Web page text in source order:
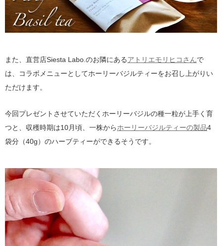
また、直営店Siesta Labo.のお隣にあるアトリエモリヒコさんで
は、コラボメニューとしてホーリーバジルティーをお召し上がりい
ただけます。
今回プレゼントさせていただくホーリーバジルの種一粒が上手く育
つと、収穫時期は10月頃、一株からホーリーバジルティーの製品4
袋分（40g）のハーブティーができるそうです。